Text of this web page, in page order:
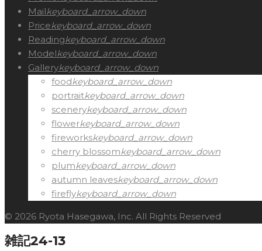
Mailkeyboard_arrow_down
Pricekeyboard_arrow_down
Readingkeyboard_arrow_down
Modelkeyboard_arrow_down
Gallerykeyboard_arrow_down
foodkeyboard_arrow_down
portraitkeyboard_arrow_down
scenerykeyboard_arrow_down
flowerkeyboard_arrow_down
fireworkskeyboard_arrow_down
cherry blossomkeyboard_arrow_down
plumkeyboard_arrow_down
autumn leaveskeyboard_arrow_down
fireflykeyboard_arrow_down
© 2026 Ryota Hasegawa, Inc. All Rights Reserved
雑記24-13